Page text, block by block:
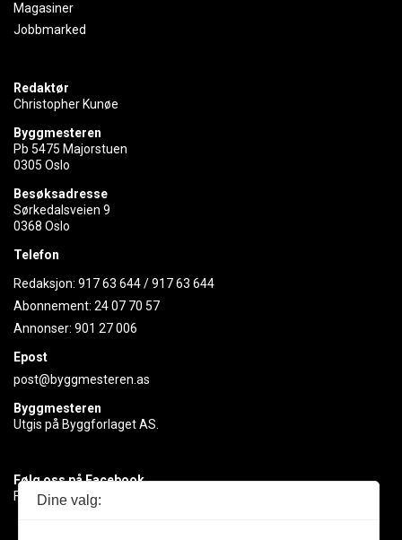
Magasiner
Jobbmarked
Redaktør
Christopher Kunøe
Byggmesteren
Pb 5475 Majorstuen
0305 Oslo
Besøksadresse
Sørkedalsveien 9
0368 Oslo
Telefon
Redaksjon: 917 63 644/917 63 644
Abonnement: 24 07 70 57
Annonser: 901 27 006
Epost
post@byggmesteren.as
Byggmesteren
Utgis på Byggforlaget AS.
Følg oss på Facebook
Få med deg det siste innen byggebransjen
Dine valg: